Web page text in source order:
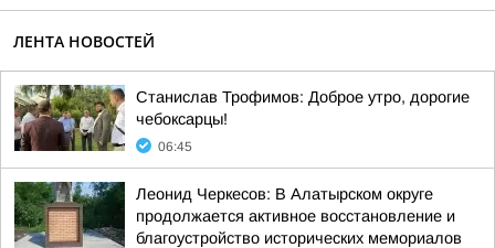
ЛЕНТА НОВОСТЕЙ
Станислав Трофимов: Доброе утро, дорогие
чебоксарцы!
06:45
Леонид Черкесов: В Алатырском округе
продолжается активное восстановление и
благоустройство исторических мемориалов